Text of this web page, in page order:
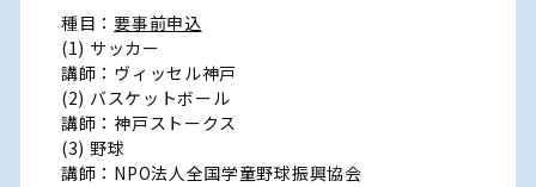
種目： 要事前申込
(1) サッカー
講師：ヴィッセル神戸
(2) バスケットボール
講師：神戸ストークス
(3) 野球
講師：NPO法人全国学童野球振興協会